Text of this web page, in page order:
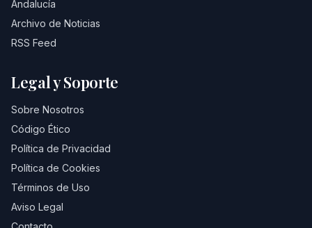
Andalucía
Archivo de Noticias
RSS Feed
Legal y Soporte
Sobre Nosotros
Código Ético
Política de Privacidad
Política de Cookies
Términos de Uso
Aviso Legal